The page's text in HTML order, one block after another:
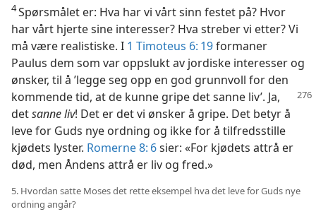
4Spørsmålet er: Hva har vi vårt sinn festet på? Hvor
har vårt hjerte sine interesser? Hva streber vi etter? Vi
må være realistiske. I 1 Timoteus 6: 19formaner
Paulus dem som var oppslukt av jordiske interesser og
ønsker, til å ’legge seg opp en god grunnvoll for den
kommende tid, at de kunne gripe det sanne liv’. Ja,
detsanne liv! Det er det vi ønsker å gripe. Det betyr å
leve for Guds nye ordning og ikke for å tilfredsstille
kjødets lyster. Romerne 8: 6sier: «For kjødets attrå er
død, men Åndens attrå er liv og fred.»
5. Hvordan satte Moses det rette eksempel hva det leve for Guds nye
ordning angår?